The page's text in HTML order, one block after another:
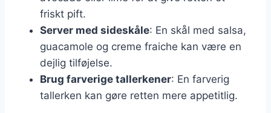
friskt pift.
Server med sideskåle: En skål med salsa,
guacamole og creme fraiche kan være en
dejlig tilføjelse.
Brug farverige tallerkener: En farverig
tallerken kan gøre retten mere appetitlig.